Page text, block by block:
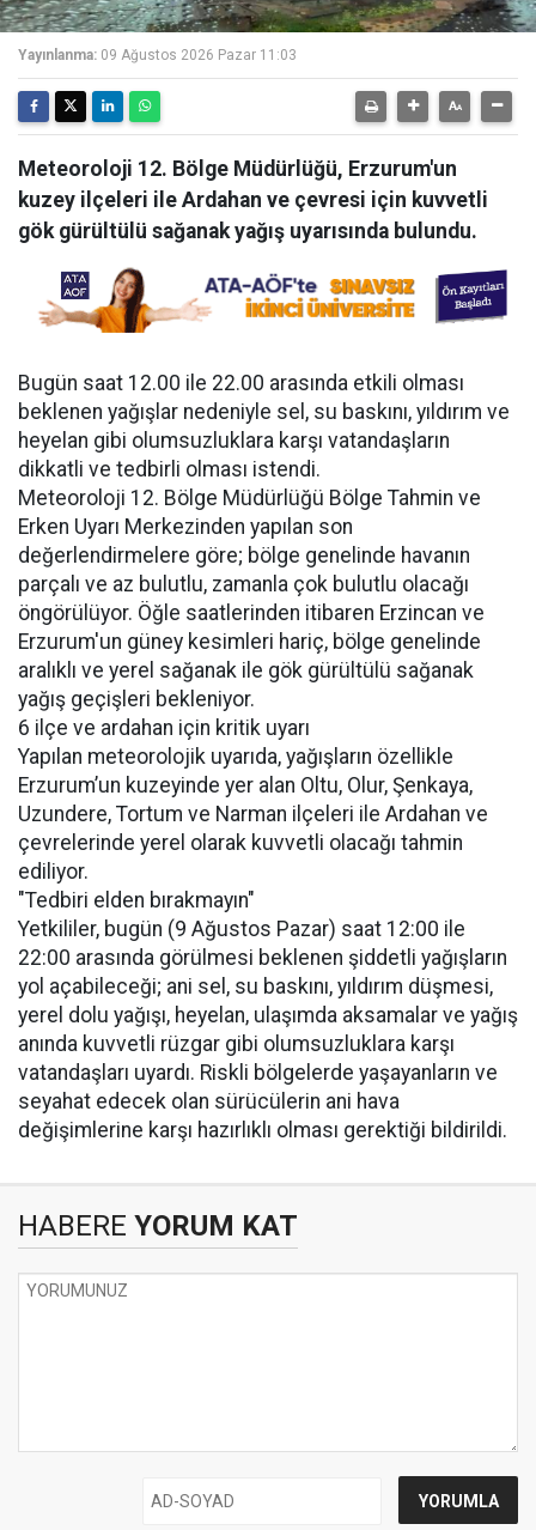
Yayınlanma: 09 Ağustos 2026 Pazar 11:03
Meteoroloji 12. Bölge Müdürlüğü, Erzurum'un
kuzey ilçeleri ile Ardahan ve çevresi için kuvvetli
gök gürültülü sağanak yağış uyarısında bulundu.
Bugün saat 12.00 ile 22.00 arasında etkili olması
beklenen yağışlar nedeniyle sel, su baskını, yıldırım ve
heyelan gibi olumsuzluklara karşı vatandaşların
dikkatli ve tedbirli olması istendi.
Meteoroloji 12. Bölge Müdürlüğü Bölge Tahmin ve
Erken Uyarı Merkezinden yapılan son
değerlendirmelere göre; bölge genelinde havanın
parçalı ve az bulutlu, zamanla çok bulutlu olacağı
öngörülüyor. Öğle saatlerinden itibaren Erzincan ve
Erzurum'un güney kesimleri hariç, bölge genelinde
aralıklı ve yerel sağanak ile gök gürültülü sağanak
yağış geçişleri bekleniyor.
6 ilçe ve ardahan için kritik uyarı
Yapılan meteorolojik uyarıda, yağışların özellikle
Erzurum’un kuzeyinde yer alan Oltu, Olur, Şenkaya,
Uzundere, Tortum ve Narman ilçeleri ile Ardahan ve
çevrelerinde yerel olarak kuvvetli olacağı tahmin
ediliyor.
"Tedbiri elden bırakmayın"
Yetkililer, bugün (9 Ağustos Pazar) saat 12:00 ile
22:00 arasında görülmesi beklenen şiddetli yağışların
yol açabileceği; ani sel, su baskını, yıldırım düşmesi,
yerel dolu yağışı, heyelan, ulaşımda aksamalar ve yağış
anında kuvvetli rüzgar gibi olumsuzluklara karşı
vatandaşları uyardı. Riskli bölgelerde yaşayanların ve
seyahat edecek olan sürücülerin ani hava
değişimlerine karşı hazırlıklı olması gerektiği bildirildi.
HABERE YORUM KAT